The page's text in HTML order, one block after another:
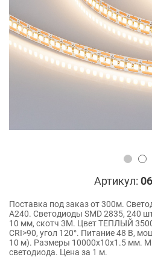
Артикул:
Поставка под заказ от 300м.
A240. Светодиоды SMD 2835, 240
10 мм, скотч 3M. Цвет ТЕПЛЫЙ
CRI>90, угол 120°. Питание 48 В,
10 м). Размеры 10000x10x1.5 мм.
светодиода. Цена за 1 м.